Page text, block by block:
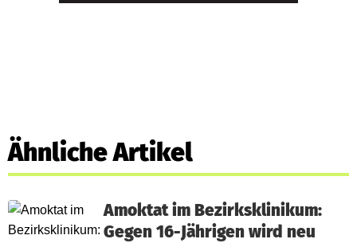
Ähnliche Artikel
Amoktat im Bezirksklinikum:
Gegen 16-Jährigen wird neu